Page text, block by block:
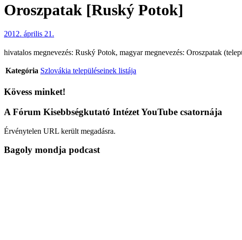
Oroszpatak [Ruský Potok]
2012. április 21.
hivatalos megnevezés: Ruský Potok, magyar megnevezés: Oroszpatak
Kategória Szlovákia településeinek listája
Kövess minket!
A Fórum Kisebbségkutató Intézet YouTube csatornája
Érvénytelen URL került megadásra.
Bagoly mondja podcast